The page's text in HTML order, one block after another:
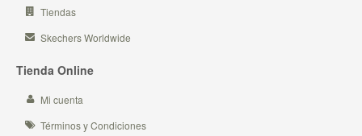
Tiendas
Skechers Worldwide
Tienda Online
Mi cuenta
Términos y Condiciones